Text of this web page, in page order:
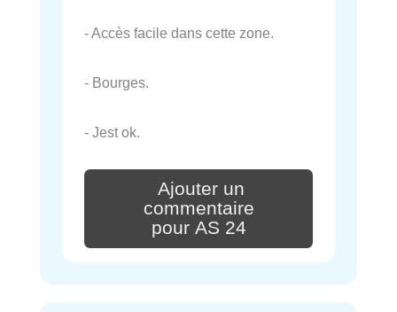
- Accès facile dans cette zone.
- Bourges.
- Jest ok.
Ajouter un
commentaire
pour AS 24